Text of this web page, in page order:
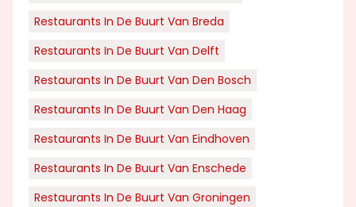
Restaurants In De Buurt Van Breda
Restaurants In De Buurt Van Delft
Restaurants In De Buurt Van Den Bosch
Restaurants In De Buurt Van Den Haag
Restaurants In De Buurt Van Eindhoven
Restaurants In De Buurt Van Enschede
Restaurants In De Buurt Van Groningen